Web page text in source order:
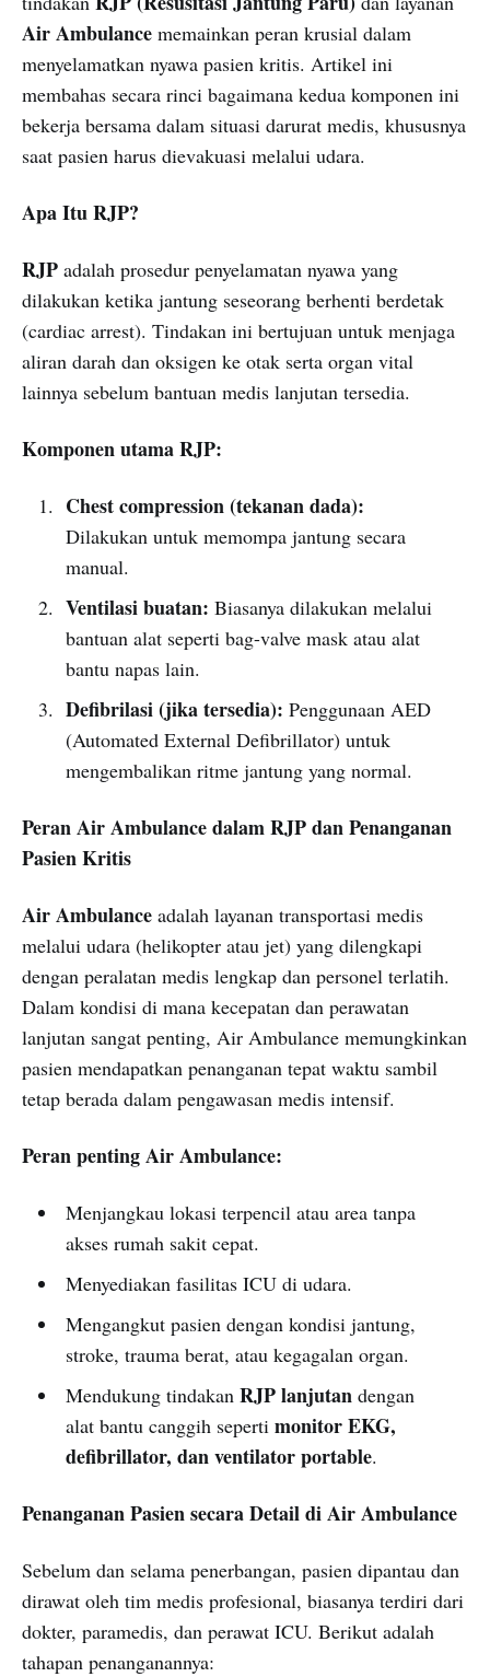
Air Ambulance memainkan peran krusial dalam
menyelamatkan nyawa pasien kritis. Artikel ini
membahas secara rinci bagaimana kedua komponen ini
bekerja bersama dalam situasi darurat medis, khususnya
saat pasien harus dievakuasi melalui udara.
Apa Itu RJP?
RJP adalah prosedur penyelamatan nyawa yang
dilakukan ketika jantung seseorang berhenti berdetak
(cardiac arrest). Tindakan ini bertujuan untuk menjaga
aliran darah dan oksigen ke otak serta organ vital
lainnya sebelum bantuan medis lanjutan tersedia.
Komponen utama RJP:
Chest compression (tekanan dada):
Dilakukan untuk memompa jantung secara
manual.
Ventilasi buatan: Biasanya dilakukan melalui
bantuan alat seperti bag-valve mask atau alat
bantu napas lain.
Defibrilasi (jika tersedia): Penggunaan AED
(Automated External Defibrillator) untuk
mengembalikan ritme jantung yang normal.
Peran Air Ambulance dalam RJP dan Penanganan
Pasien Kritis
Air Ambulance adalah layanan transportasi medis
melalui udara (helikopter atau jet) yang dilengkapi
dengan peralatan medis lengkap dan personel terlatih.
Dalam kondisi di mana kecepatan dan perawatan
lanjutan sangat penting, Air Ambulance memungkinkan
pasien mendapatkan penanganan tepat waktu sambil
tetap berada dalam pengawasan medis intensif.
Peran penting Air Ambulance:
Menjangkau lokasi terpencil atau area tanpa
akses rumah sakit cepat.
Menyediakan fasilitas ICU di udara.
Mengangkut pasien dengan kondisi jantung,
stroke, trauma berat, atau kegagalan organ.
Mendukung tindakan RJP lanjutan dengan
alat bantu canggih seperti monitor EKG,
defibrillator, dan ventilator portable.
Penanganan Pasien secara Detail di Air Ambulance
Sebelum dan selama penerbangan, pasien dipantau dan
dirawat oleh tim medis profesional, biasanya terdiri dari
dokter, paramedis, dan perawat ICU. Berikut adalah
tahapan penanganannya: